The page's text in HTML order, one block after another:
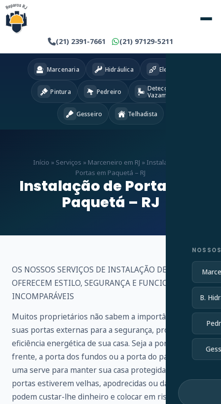
(21) 2391-7661 (21) 97129-5211
B.
Marcenaria Hidráulica Eletricista
Pintura Pedreiro
Detecção
Vazamentos
Gesseiro Telhadista
Início » Serviços » Marceneiro em RJ » Instalação de
Portas em Paquetá – RJ
Instalação de Portas em
Paquetá – RJ
OS NOSSOS SERVIÇOS DE INSTALAÇÃO DE PORTAS
OFERECEM ESTILO, SEGURANÇA E FUNCIONALIDADE
INCOMPARÁVEIS
Muitos proprietários não sabem a importância de
suas portas externas para a segurança, proteção e
eficiência energética de sua casa. Seja a porta da
frente, a porta dos fundos ou a porta do pátio, cada
uma serve para manter sua casa protegida. Se as suas
portas estiverem velhas, apodrecidas ou danificadas,
podem custar-lhe dinheiro e colocar em risco a